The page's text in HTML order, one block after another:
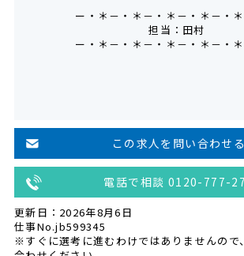
ー・＊－・＊－・＊－・＊－・
担当：田村
ー・＊－・＊－・＊－・＊－・
この求人を問い合わせる
電話で相談 0120-777-
更新日：2026年8月6日
仕事No.jb599345
※すぐに選考に進むわけではありませんので